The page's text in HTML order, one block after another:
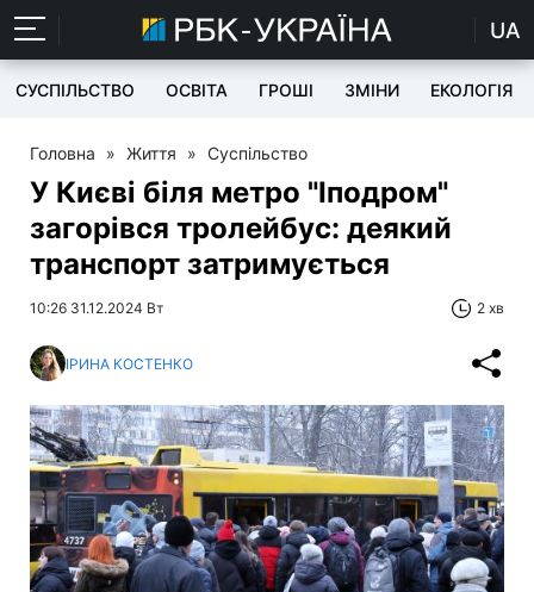
UA
СУСПІЛЬСТВО ОСВІТА ГРОШІ ЗМІНИ ЕКОЛОГІЯ
Головна » Життя » Суспільство
У Києві біля метро "Іподром"
загорівся тролейбус: деякий
транспорт затримується
10:26 31.12.2024 Вт 2 хв
ІРИНА КОСТЕНКО